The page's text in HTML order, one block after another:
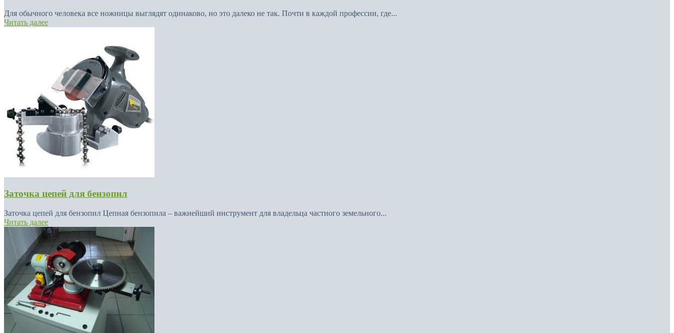
Для обычного человека все ножницы выглядят одинаково, но это далеко не так. Почти в каждой профессии, где...
Читать далее
Заточка цепей для бензопил
Заточка цепей для бензопил Цепная бензопила – важнейший инструмент для владельца частного земельного...
Читать далее